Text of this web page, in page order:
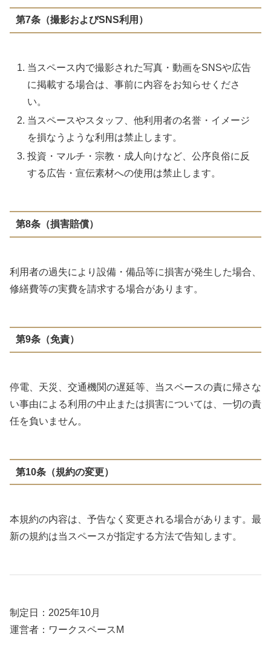
第7条（撮影およびSNS利用）
当スペース内で撮影された写真・動画をSNSや広告
に掲載する場合は、事前に内容をお知らせくださ
い。
当スペースやスタッフ、他利用者の名誉・イメージ
を損なうような利用は禁止します。
投資・マルチ・宗教・成人向けなど、公序良俗に反
する広告・宣伝素材への使用は禁止します。
第8条（損害賠償）
利用者の過失により設備・備品等に損害が発生した場合、
修繕費等の実費を請求する場合があります。
第9条（免責）
停電、天災、交通機関の遅延等、当スペースの責に帰さな
い事由による利用の中止または損害については、一切の責
任を負いません。
第10条（規約の変更）
本規約の内容は、予告なく変更される場合があります。最
新の規約は当スペースが指定する方法で告知します。
制定日：2025年10月
運営者：ワークスペースM